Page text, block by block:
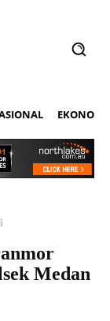
EKONOMI
Medan